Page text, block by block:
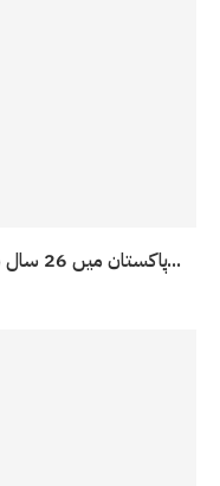
پاکستان میں 26 سال سے مقیم بھارتی شہری اور را کا ایجنٹ...